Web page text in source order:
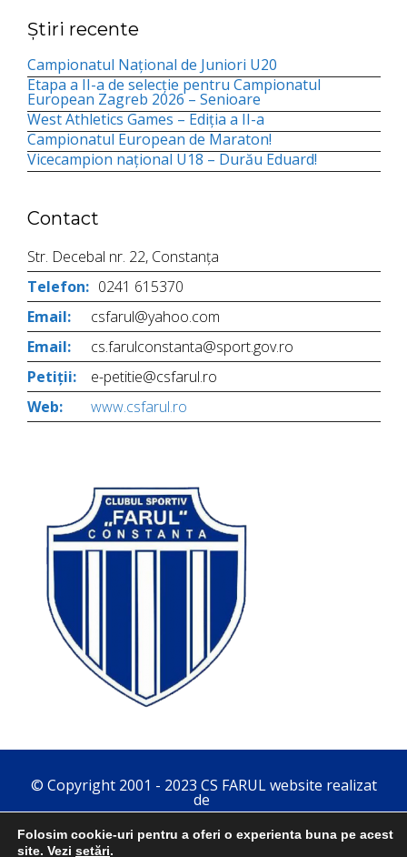
Știri recente
Campionatul Național de Juniori U20
Etapa a II-a de selecție pentru Campionatul
European Zagreb 2026 – Senioare
West Athletics Games – Ediția a II-a
Campionatul European de Maraton!
Vicecampion național U18 – Durău Eduard!
Contact
Str. Decebal nr. 22, Constanța
Telefon: 0241 615370
Email:
csfarul@yahoo.com
Email:
cs.farulconstanta@sport.gov.ro
Petiții:
e-petitie@csfarul.ro
Web:
www.csfarul.ro
© Copyright 2001 - 2023 CS FARUL website realizat
de
Folosim cookie-uri pentru a oferi o experienta buna pe acest
site. Vezi setări.